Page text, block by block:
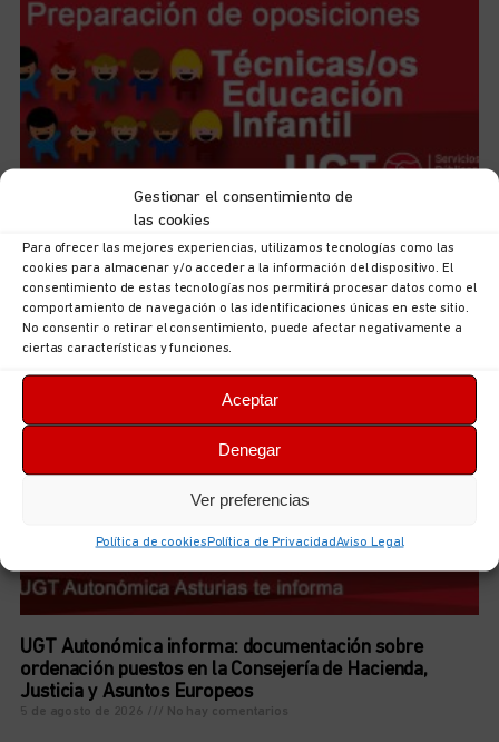
Gestionar el consentimiento de
las cookies
Para ofrecer las mejores experiencias, utilizamos tecnologías como las
cookies para almacenar y/o acceder a la información del dispositivo. El
consentimiento de estas tecnologías nos permitirá procesar datos como el
comportamiento de navegación o las identificaciones únicas en este sitio.
No consentir o retirar el consentimiento, puede afectar negativamente a
ciertas características y funciones.
Aceptar
Denegar
Ver preferencias
Política de cookiesPolítica de PrivacidadAviso Legal
Iniciamos el curso de preparación de las futuras plazas
de Técnicas/os de Educación Infantil, 0-3
5 de agosto de 2026 No hay comentarios
LEER MÁS
UGT Autonómica informa: documentación sobre
ordenación puestos en la Consejería de Hacienda,
Justicia y Asuntos Europeos
5 de agosto de 2026 No hay comentarios